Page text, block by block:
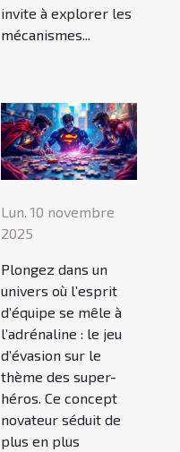
invite à explorer les
mécanismes...
Lun. 10 novembre
2025
Plongez dans un
univers où l’esprit
d’équipe se mêle à
l’adrénaline : le jeu
d’évasion sur le
thème des super-
héros. Ce concept
novateur séduit de
plus en plus